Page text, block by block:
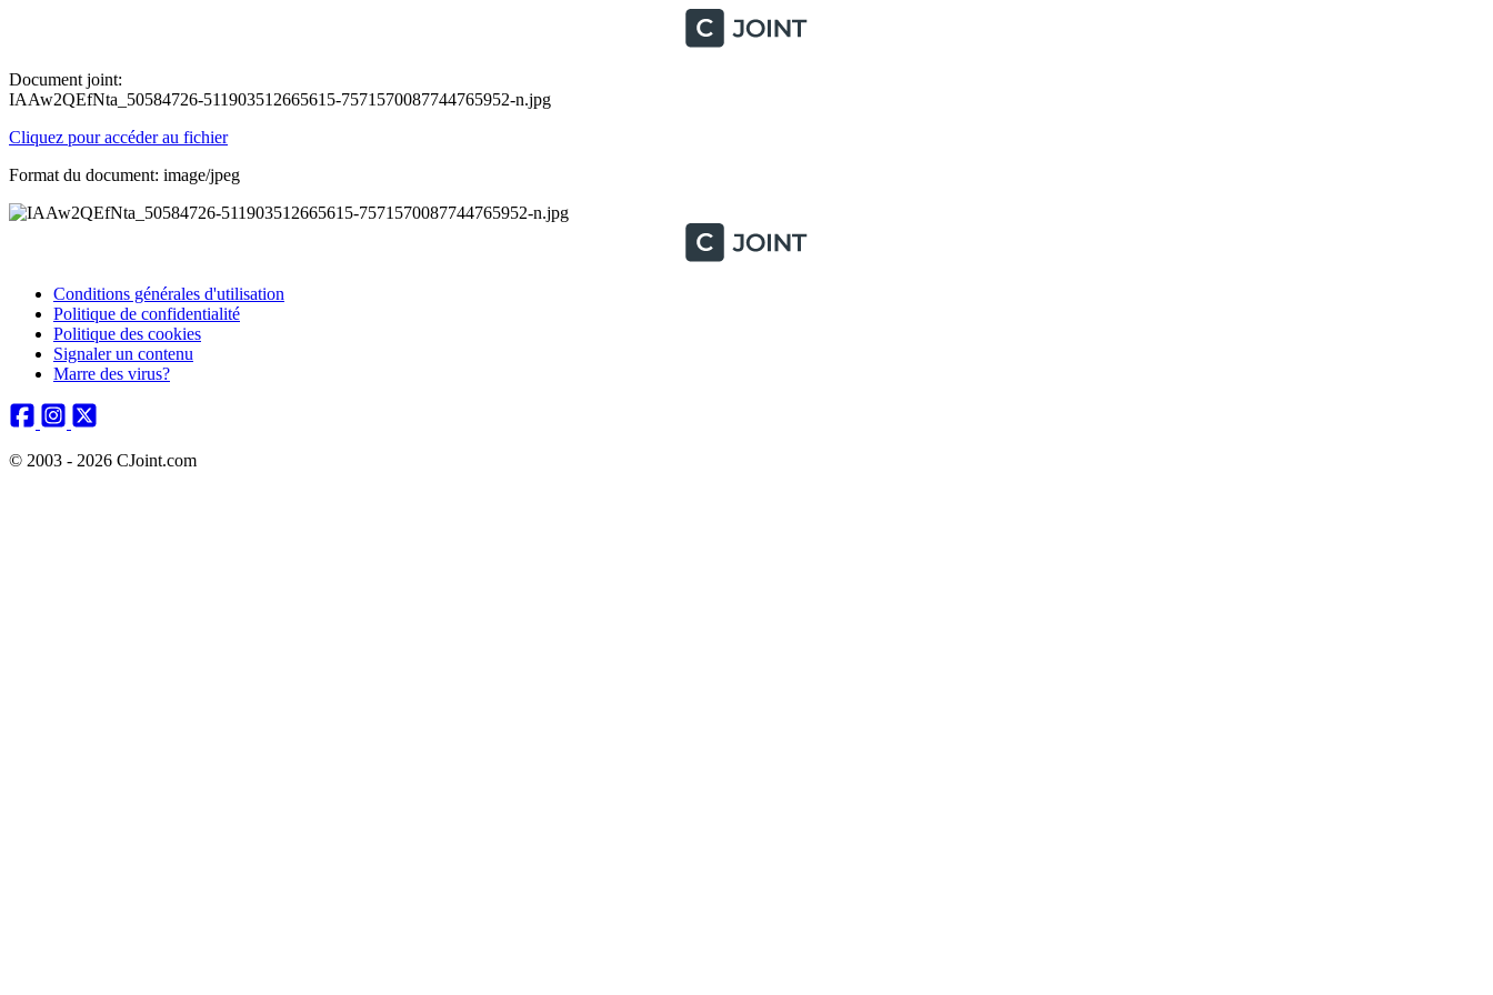
Document joint:
IAAw2QEfNta_50584726-511903512665615-7571570087744765952-n.jpg
Cliquez pour accéder au fichier
Format du document: image/jpeg
Conditions générales d'utilisation
Politique de confidentialité
Politique des cookies
Signaler un contenu
Marre des virus?
© 2003 - 2026 CJoint.com